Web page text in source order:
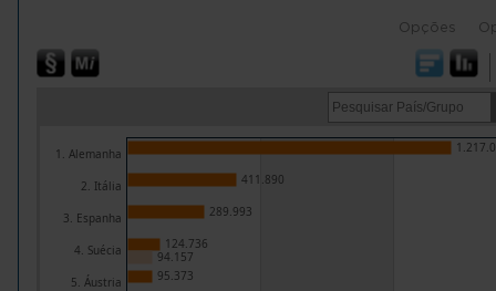
Opções
1. Alemanha
2. Itália
3. Espanha
4. Suécia
5. Áustria
411.890
289.993
124.736
95.373
94.157